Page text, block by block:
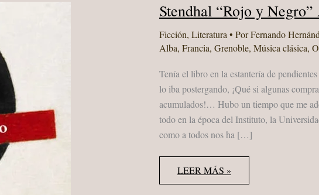
Stendhal “Rojo y
Ficción, Literatura• PorFernando
Alba, Francia, Grenoble, Música clásica,
Tenía el libro en la estantería de
lo iba postergando, ¡Qué si algunas
acumulados!… Hubo un tiempo que me
todo en la época del Instituto, la
como a todos nos ha […]
STENDHAL
“ROJO
Y
LEER MÁS »